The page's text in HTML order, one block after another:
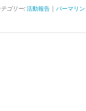
テゴリー: 活動報告| パーマリン